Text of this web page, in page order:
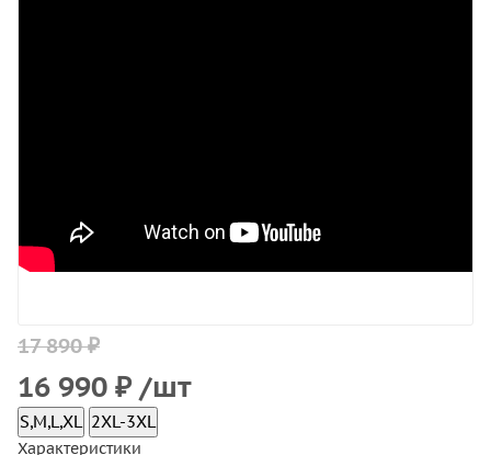
17 890 ₽
16 990 ₽ /шт
S,M,L,XL 2XL-3XL
Характеристики